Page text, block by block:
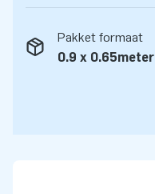
Pakket formaat
0.9 x 0.65meter